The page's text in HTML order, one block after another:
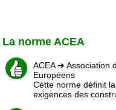
La norme ACEA
ACEA ➔ Association
Européens
Cette norme définit
exigences des